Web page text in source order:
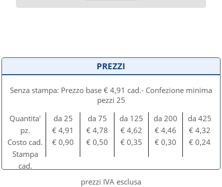
PREZZI
Senza stampa: Prezzo base € 4,91 cad.- Confezione minima
pezzi 25
Quantita'
pz.
Costo cad.
Stampa
cad.
da 25
€ 4,91
€ 0,90
da 75
€ 4,78
€ 0,50
da 125
€ 4,62
€ 0,35
da 200
€ 4,46
€ 0,30
da 425
€ 4,32
€ 0,24
prezzi IVA esclusa